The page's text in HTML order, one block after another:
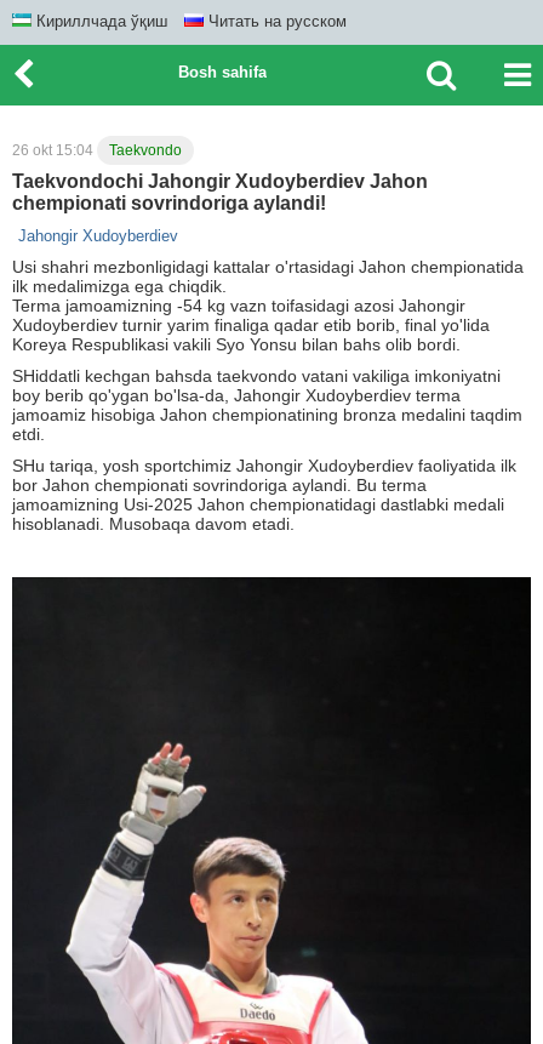
Кириллчада ўқиш Читать на русском
Bosh sahifa
26 okt 15:04 Taekvondo
Taekvondochi Jahongir Xudoyberdiev Jahon
chempionati sovrindoriga aylandi!
Jahongir Xudoyberdiev
Usi shahri mezbonligidagi kattalar o'rtasidagi Jahon chempionatida
ilk medalimizga ega chiqdik.
Terma jamoamizning -54 kg vazn toifasidagi azosi Jahongir
Xudoyberdiev turnir yarim finaliga qadar etib borib, final yo'lida
Koreya Respublikasi vakili Syo Yonsu bilan bahs olib bordi.
SHiddatli kechgan bahsda taekvondo vatani vakiliga imkoniyatni
boy berib qo'ygan bo'lsa-da, Jahongir Xudoyberdiev terma
jamoamiz hisobiga Jahon chempionatining bronza medalini taqdim
etdi.
SHu tariqa, yosh sportchimiz Jahongir Xudoyberdiev faoliyatida ilk
bor Jahon chempionati sovrindoriga aylandi. Bu terma
jamoamizning Usi-2025 Jahon chempionatidagi dastlabki medali
hisoblanadi. Musobaqa davom etadi.